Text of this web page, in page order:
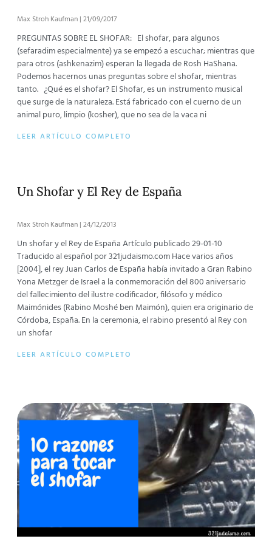
Max Stroh Kaufman 21/09/2017
PREGUNTAS SOBRE EL SHOFAR: El shofar, para algunos
(sefaradim especialmente) ya se empezó a escuchar; mientras que
para otros (ashkenazim) esperan la llegada de Rosh HaShana.
Podemos hacernos unas preguntas sobre el shofar, mientras
tanto. ¿Qué es el shofar? El Shofar, es un instrumento musical
que surge de la naturaleza. Está fabricado con el cuerno de un
animal puro, limpio (kosher), que no sea de la vaca ni
LEER ARTÍCULO COMPLETO
Un Shofar y El Rey de España
Max Stroh Kaufman 24/12/2013
Un shofar y el Rey de España Artículo publicado 29-01-10
Traducido al español por 321judaismo.com Hace varios años
[2004], el rey Juan Carlos de España había invitado a Gran Rabino
Yona Metzger de Israel a la conmemoración del 800 aniversario
del fallecimiento del ilustre codificador, filósofo y médico
Maimónides (Rabino Moshé ben Maimón), quien era originario de
Córdoba, España. En la ceremonia, el rabino presentó al Rey con
un shofar
LEER ARTÍCULO COMPLETO